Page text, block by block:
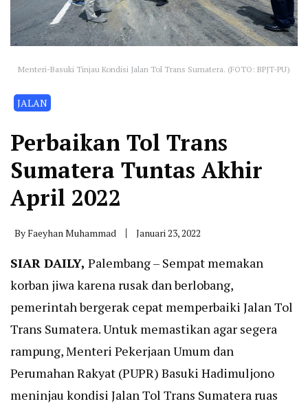
Menteri-Basuki Tinjau Kondisi Jalan Tol Trans Sumatera. (FOTO: BPJT-PU)
JALAN
Perbaikan Tol Trans
Sumatera Tuntas Akhir
April 2022
ByFaeyhan Muhammad Januari 23, 2022
SIAR DAILY, Palembang – Sempat memakan
korban jiwa karena rusak dan berlobang,
pemerintah bergerak cepat memperbaiki Jalan Tol
Trans Sumatera. Untuk memastikan agar segera
rampung, Menteri Pekerjaan Umum dan
Perumahan Rakyat (PUPR) Basuki Hadimuljono
meninjau kondisi Jalan Tol Trans Sumatera ruas